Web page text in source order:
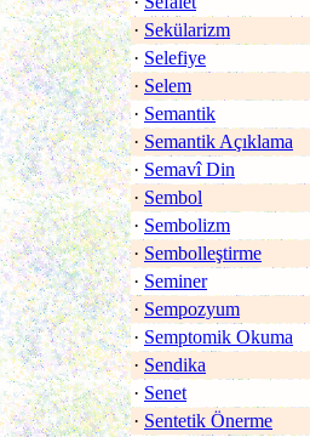
· Sekülarizm
· Selefiye
· Selem
· Semantik
· Semantik Açıklama
· Semavî Din
· Sembol
· Sembolizm
· Sembolleştirme
· Seminer
· Sempozyum
· Semptomik Okuma
· Sendika
· Senet
· Sentetik Önerme